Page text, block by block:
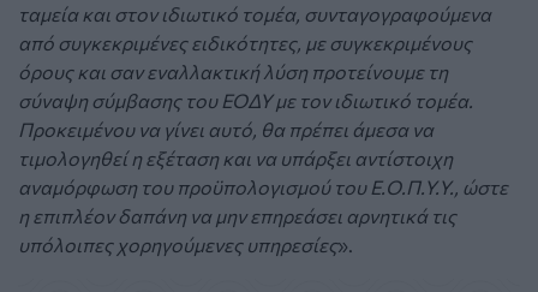
ταμεία και στον ιδιωτικό τομέα, συνταγογραφούμενα
από συγκεκριμένες ειδικότητες, με συγκεκριμένους
όρους και σαν εναλλακτική λύση προτείνουμε τη
σύναψη σύμβασης του ΕΟΔΥ με τον ιδιωτικό τομέα.
Προκειμένου να γίνει αυτό, θα πρέπει άμεσα να
τιμολογηθεί η εξέταση και να υπάρξει αντίστοιχη
αναμόρφωση του προϋπολογισμού του Ε.Ο.Π.Υ.Υ., ώστε
η επιπλέον δαπάνη να μην επηρεάσει αρνητικά τις
υπόλοιπες χορηγούμενες υπηρεσίες».